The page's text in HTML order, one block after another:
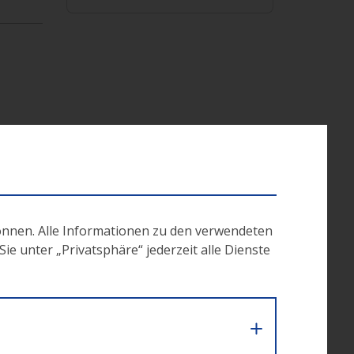
dazu
Alle Informationen zu den verwendeten
unter „Privatsphäre“ jederzeit alle Dienste